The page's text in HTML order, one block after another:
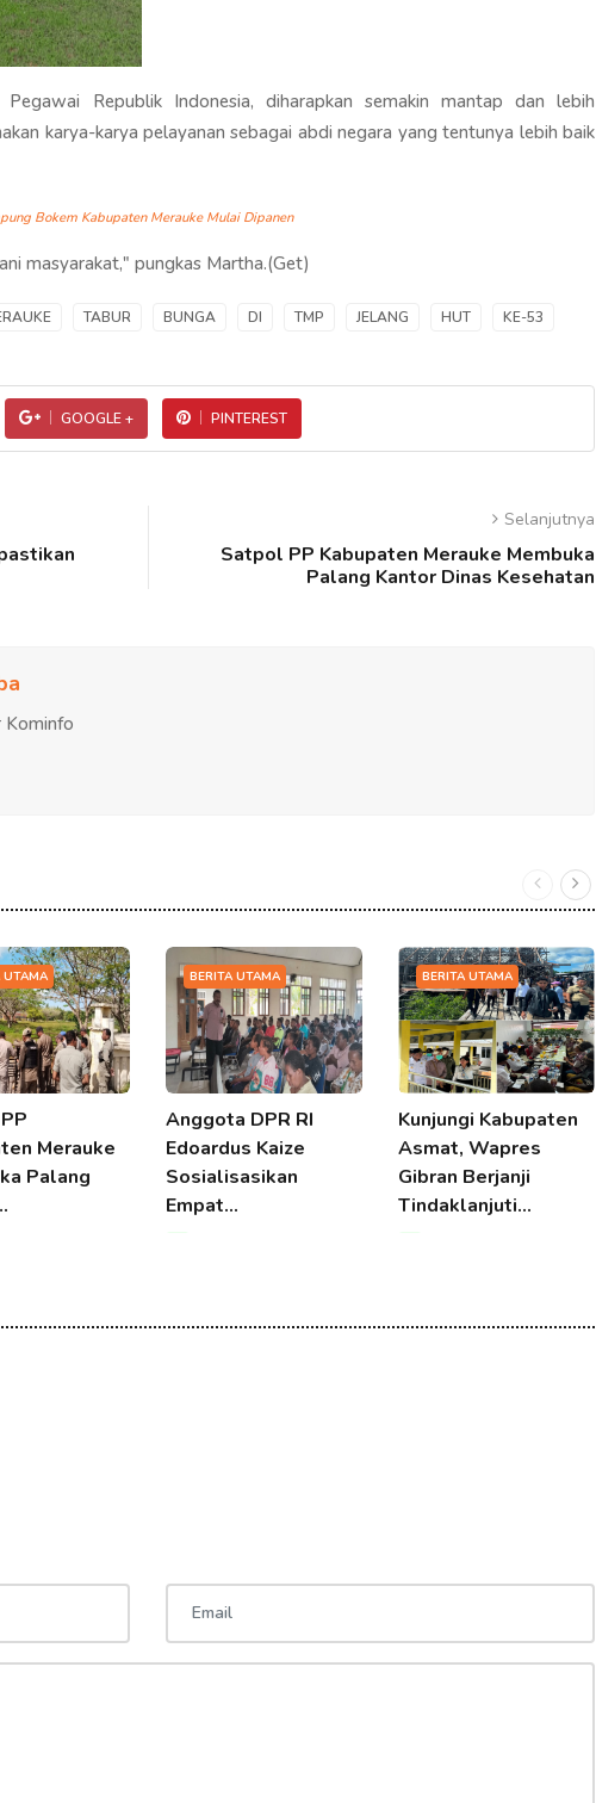
Republik Indonesia, diharapkan semakin mantap dan lebih
karya-karya pelayanan sebagai abdi negara yang tentunya lebih baik
Bokem Kabupaten Merauke Mulai Dipanen
masyarakat," pungkas Martha.(Get)
TABUR BUNGA DI TMP JELANG HUT KE-53
GOOGLE + PINTEREST
Selanjutnya
Satpol PP Kabupaten Merauke Membuka
Palang Kantor Dinas Kesehatan
Kominfo
UTAMA
Merauke
Palang
BERITA UTAMA
Anggota DPR RI
Edoardus Kaize
Sosialisasikan
Empat…
BERITA UTAMA
Kunjungi Kabupaten
Asmat, Wapres
Gibran Berjanji
Tindaklanjuti…